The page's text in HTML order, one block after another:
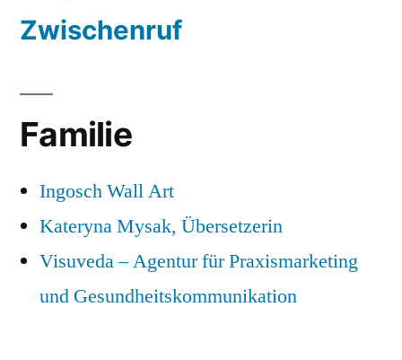
Zwischenruf
Familie
Ingosch Wall Art
Kateryna Mysak, Übersetzerin
Visuveda – Agentur für Praxismarketing
und Gesundheitskommunikation